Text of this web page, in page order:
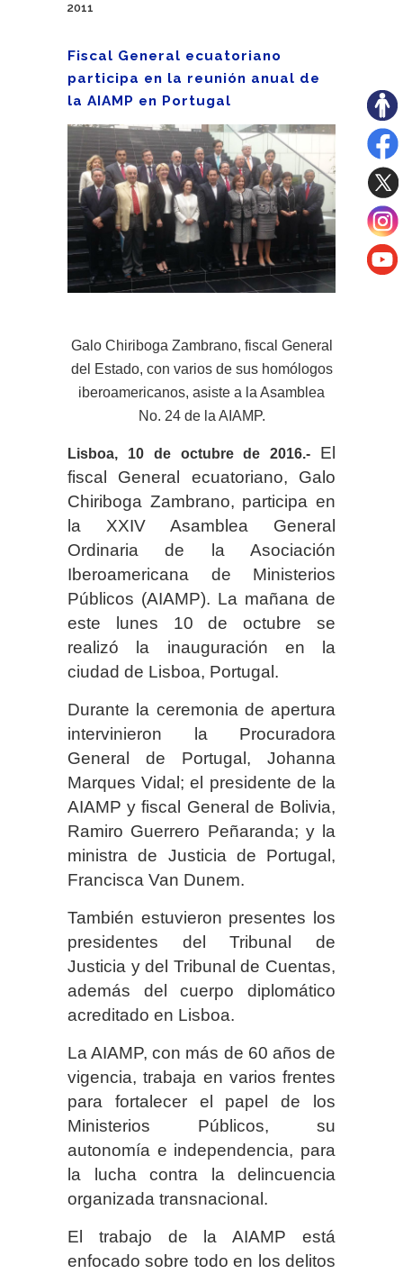
2011
Fiscal General ecuatoriano
participa en la reunión anual de
la AIAMP en Portugal
Galo Chiriboga Zambrano, fiscal General
del Estado, con varios de sus homólogos
iberoamericanos, asiste a la Asamblea
No. 24 de la AIAMP.
Lisboa, 10 de octubre de 2016.- El
fiscal General ecuatoriano, Galo
Chiriboga Zambrano, participa en
la XXIV Asamblea General
Ordinaria de la Asociación
Iberoamericana de Ministerios
Públicos (AIAMP). La mañana de
este lunes 10 de octubre se
realizó la inauguración en la
ciudad de Lisboa, Portugal.
Durante la ceremonia de apertura
intervinieron la Procuradora
General de Portugal, Johanna
Marques Vidal; el presidente de la
AIAMP y fiscal General de Bolivia,
Ramiro Guerrero Peñaranda; y la
ministra de Justicia de Portugal,
Francisca Van Dunem.
También estuvieron presentes los
presidentes del Tribunal de
Justicia y del Tribunal de Cuentas,
además del cuerpo diplomático
acreditado en Lisboa.
La AIAMP, con más de 60 años de
vigencia, trabaja en varios frentes
para fortalecer el papel de los
Ministerios Públicos, su
autonomía e independencia, para
la lucha contra la delincuencia
organizada transnacional.
El trabajo de la AIAMP está
enfocado sobre todo en los delitos